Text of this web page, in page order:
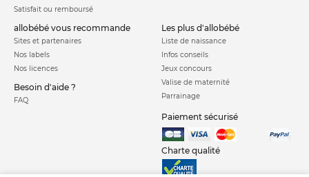
Satisfait ou remboursé
allobébé vous recommande
Sites et partenaires
Nos labels
Nos licences
Besoin d'aide ?
FAQ
les plus d'allobébé
Liste de naissance
Infos conseils
Jeux concours
Valise de maternité
Parrainage
Paiement sécurisé
Charte qualité